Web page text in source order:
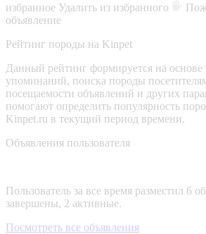
избранное Удалить из избранного
объявление
Рейтинг породы на Kinpet
Данный рейтинг формируется на основе
упоминаний, поиска породы
посещаемости объявлений и других
помогают определить популярность
Kinpet.ru в текущий период времени.
Объявления пользователя
Пользователь за все время разместил 6
завершены, 2 активные.
Посмотреть все объявления